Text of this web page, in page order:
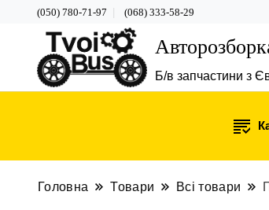
(050) 780-71-97 (068) 333-58-29
Б/в запчастини з
Головна Товари Всі товари